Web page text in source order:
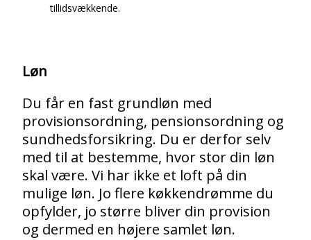
tillidsvækkende.
Løn
Du får en fast grundløn med
provisionsordning, pensionsordning og
sundhedsforsikring. Du er derfor selv
med til at bestemme, hvor stor din løn
skal være. Vi har ikke et loft på din
mulige løn. Jo flere køkkendrømme du
opfylder, jo større bliver din provision
og dermed en højere samlet løn.